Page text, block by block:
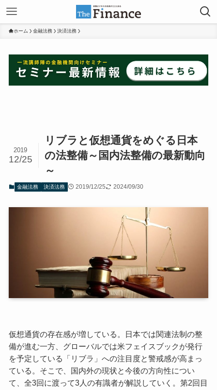
ホーム 金融法務 決済法務
リブラと仮想通貨をめぐる日本
の法整備～国内法整備の最新動向
～
2019
12/25
金融法務 決済法務 2019/12/25 2024/09/30
仮想通貨の存在感が増している。日本では関連法制の整
備が進む一方、グローバルでは米フェイスブックが発行
を予定している「リブラ」への注目度と警戒感が高まっ
ている。そこで、国内外の現状と今後の方向性につい
て、全3回に渡って3人の有識者が解説していく。第2回目